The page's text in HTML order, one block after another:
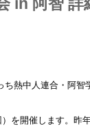
熱中人連合・阿
を開催します。